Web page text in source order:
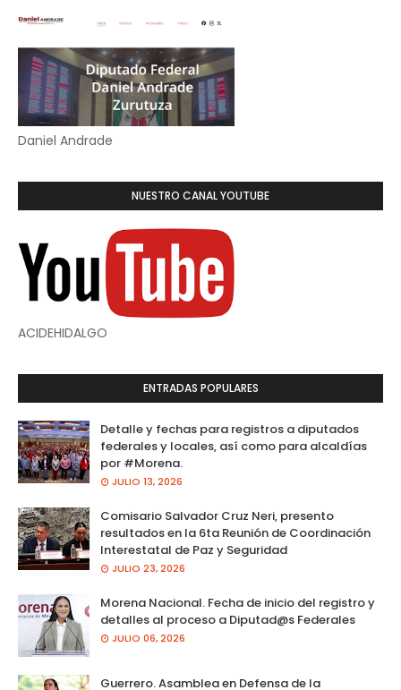
Daniel Andrade
NUESTRO CANAL YOUTUBE
ACIDEHIDALGO
ENTRADAS POPULARES
Detalle y fechas para registros a diputados
federales y locales, así como para alcaldías
por #Morena.
JULIO 13, 2026
Comisario Salvador Cruz Neri, presento
resultados en la 6ta Reunión de Coordinación
Interestatal de Paz y Seguridad
JULIO 23, 2026
Morena Nacional. Fecha de inicio del registro y
detalles al proceso a Diputad@s Federales
JULIO 06, 2026
Guerrero. Asamblea en Defensa de la